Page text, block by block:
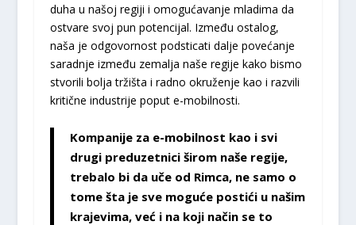
duha u našoj regiji i omogućavanje mladima da
ostvare svoj pun potencijal. Između ostalog,
naša je odgovornost podsticati dalje povećanje
saradnje između zemalja naše regije kako bismo
stvorili bolja tržišta i radno okruženje kao i razvili
kritične industrije poput e-mobilnosti.
Kompanije za e-mobilnost kao i svi
drugi preduzetnici širom naše regije,
trebalo bi da uče od Rimca, ne samo o
tome šta je sve moguće postići u našim
krajevima, već i na koji način se to